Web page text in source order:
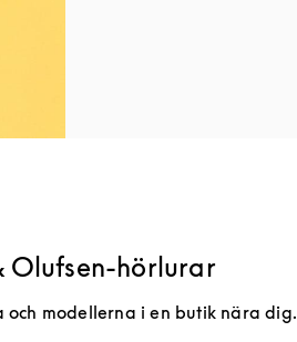
Olufsen-hörlurar
och modellerna i en butik nära dig.